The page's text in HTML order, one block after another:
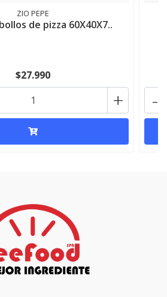
ZIO PEPE
de pizza 60X40X7..
$27.990
+ -